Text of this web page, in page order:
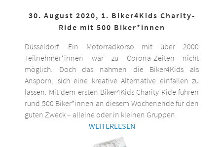
30. August 2020, 1. Biker4Kids Charity-
Ride mit 500 Biker*innen
Düsseldorf. Ein Motorradkorso mit über 2000
Teilnehmer*innen war zu Corona-Zeiten nicht
möglich. Doch das nahmen die Biker4Kids als
Ansporn, sich eine kreative Alternative einfallen zu
lassen. Mit dem ersten Biker4Kids Charity-Ride fuhren
rund 500 Biker*innen an diesem Wochenende für den
guten Zweck – alleine oder in kleinen Gruppen.
WEITERLESEN